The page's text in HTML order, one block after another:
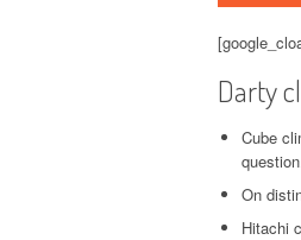
Darty
Cube
On
Hitachi